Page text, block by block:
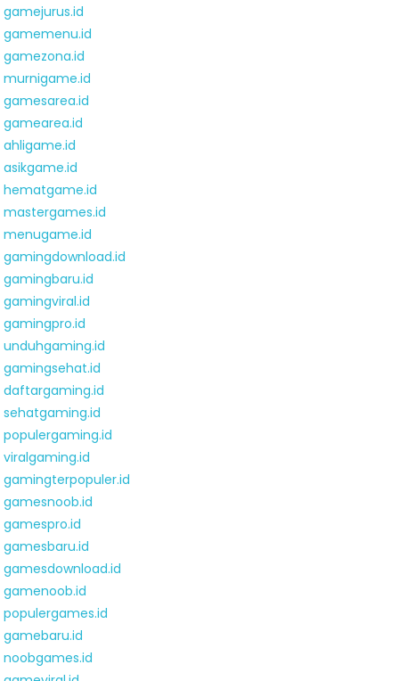
gamejurus.id
gamemenu.id
gamezona.id
murnigame.id
gamesarea.id
gamearea.id
ahligame.id
asikgame.id
hematgame.id
mastergames.id
menugame.id
gamingdownload.id
gamingbaru.id
gamingviral.id
gamingpro.id
unduhgaming.id
gamingsehat.id
daftargaming.id
sehatgaming.id
populergaming.id
viralgaming.id
gamingterpopuler.id
gamesnoob.id
gamespro.id
gamesbaru.id
gamesdownload.id
gamenoob.id
populergames.id
gamebaru.id
noobgames.id